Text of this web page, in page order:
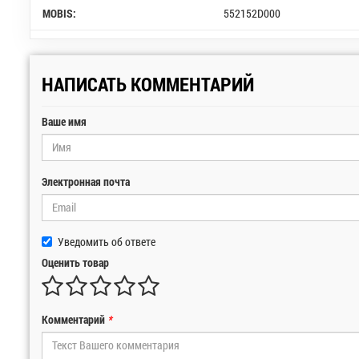
MOBIS: 552152D000
НАПИСАТЬ КОММЕНТАРИЙ
Ваше имя
Электронная почта
Уведомить об ответе
Оценить товар
Комментарий *